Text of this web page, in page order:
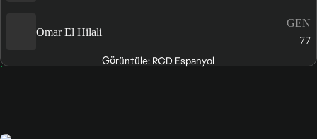
Omar El Hilali
GEN
77
Görüntüle: RCD Espanyol